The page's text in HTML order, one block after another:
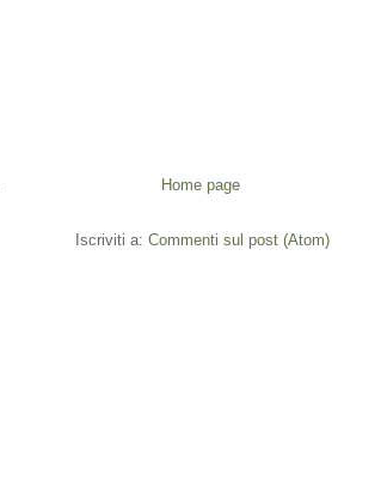
Home page
Iscriviti a: Commenti sul post (Atom)